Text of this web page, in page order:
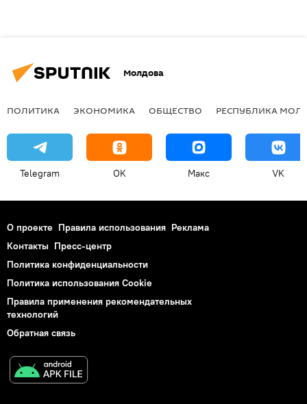
Молдова
ПОЛИТИКА ЭКОНОМИКА ОБЩЕСТВО РЕСПУБЛИКА
Telegram OK Макс VK
О проекте Правила использования Реклама
Контакты Пресс-центр
Политика конфиденциальности
Политика использования Cookie
Правила применения рекомендательных
технологий
Обратная связь